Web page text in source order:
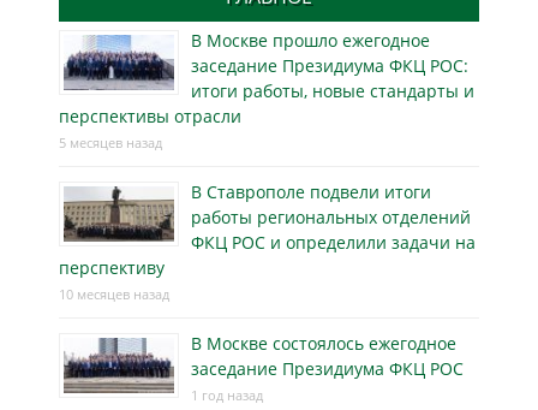
В Москве прошло ежегодное
заседание Президиума ФКЦ РОС:
итоги работы, новые стандарты и
перспективы отрасли
5 месяцев назад
В Ставрополе подвели итоги
работы региональных отделений
ФКЦ РОС и определили задачи на
перспективу
10 месяцев назад
В Москве состоялось ежегодное
заседание Президиума ФКЦ РОС
1 год назад